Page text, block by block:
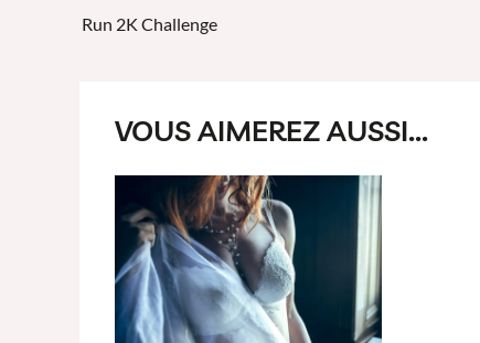
des
Run 2K Challenge
VOUS AIMEREZ AUSSI...